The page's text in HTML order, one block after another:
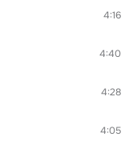
4:16
4:40
4:28
4:05